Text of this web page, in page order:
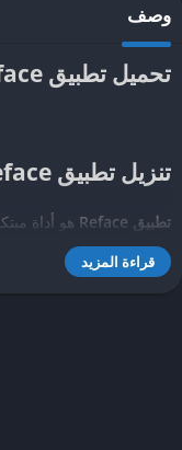
وصف
تحميل تطبيق Reface مهكر بدون اعلانات
تنزيل تطبيق Reface
تطبيق Reface
هو أداة
إلى مقاطع فيديو ممتعة
الاصطناعي والتعلم الآلي
قراءة المزيد